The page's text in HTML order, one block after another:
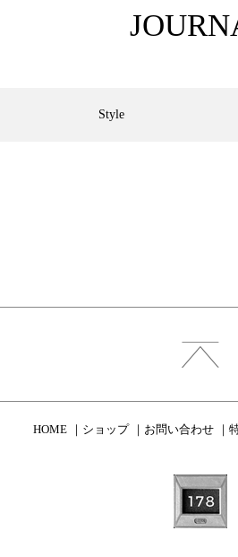
Style
HOME ショップ お問い合わせ